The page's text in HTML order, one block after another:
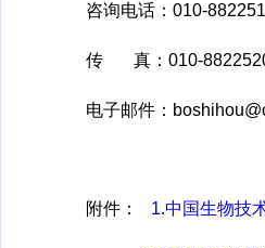
咨询电话：010-
传 真：010-
电子邮件：
附件： 1.中国生物技